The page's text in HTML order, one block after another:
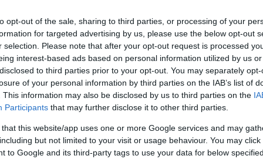
opt-out of the sale, sharing to third parties, or processing of your
for targeted advertising by us, please use the below opt-out
selection. Please note that after your opt-out request is processed
interest-based ads based on personal information utilized by us
to third parties prior to your opt-out. You may separately
of your personal information by third parties on the IAB’s list of
This information may also be disclosed by us to third parties on the
Participants that may further disclose it to other third parties.
that this website/app uses one or more Google services and may
but not limited to your visit or usage behaviour. You may
to Google and its third-party tags to use your data for below
μέσω τηλεδιάσκεψης έκτακτη συνεδρίαση της
στα Πανεπιστήμια” με τη συμμετοχή
Πιερρακάκη, και του Γενικού Γραμματέα